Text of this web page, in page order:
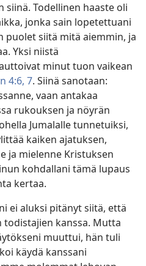
siinä. Todellinen haaste oli
jonka sain lopetettuani
puolet siitä mitä aiemmin, ja
Yksi niistä
minut tuon vaikean
4:6, 7. Siinä sanotaan:
vaan antakaa
rukouksen ja nöyrän
Jumalalle tunnetuiksi,
kaiken ajatuksen,
ja mielenne Kristuksen
kohdallani tämä lupaus
kertaa.
ei aluksi pitänyt siitä, että
todistajien kanssa. Mutta
muuttui, hän tuli
käydä kanssani